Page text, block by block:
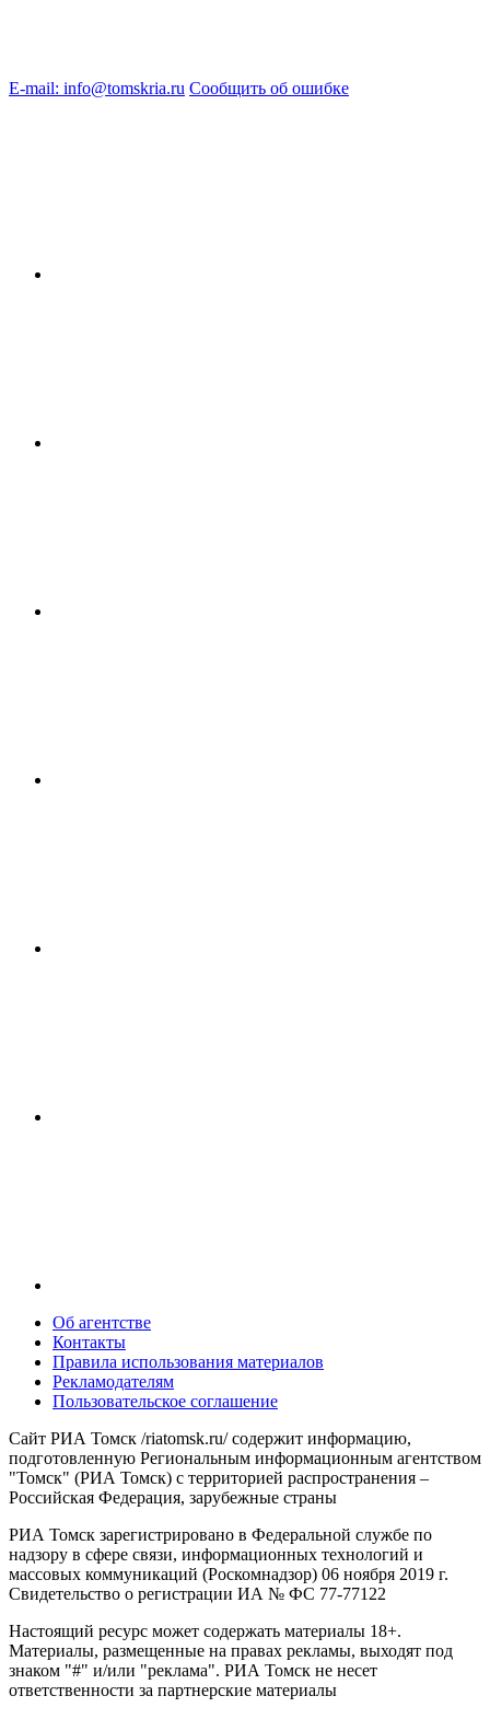
E-mail: info@tomskria.ru Сообщить об ошибке
Об агентстве
Контакты
Правила использования материалов
Рекламодателям
Пользовательское соглашение
Сайт РИА Томск /riatomsk.ru/ содержит информацию,
подготовленную Региональным информационным агентством
"Томск" (РИА Томск) с территорией распространения –
Российская Федерация, зарубежные страны
РИА Томск зарегистрировано в Федеральной службе по
надзору в сфере связи, информационных технологий и
массовых коммуникаций (Роскомнадзор) 06 ноября 2019 г.
Свидетельство о регистрации ИА № ФС 77-77122
Настоящий ресурс может содержать материалы 18+.
Материалы, размещенные на правах рекламы, выходят под
знаком "#" и/или "реклама". РИА Томск не несет
ответственности за партнерские материалы